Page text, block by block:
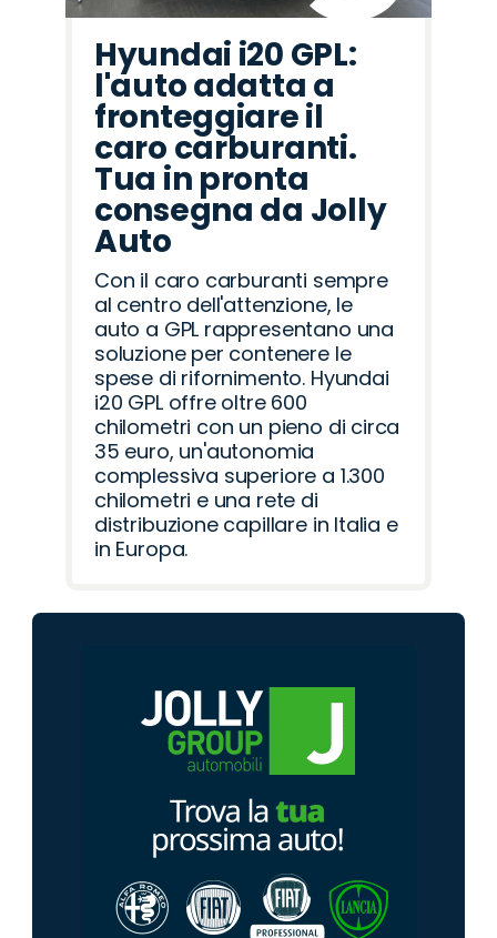
Hyundai i20 GPL:
l'auto adatta a
fronteggiare il
caro carburanti.
Tua in pronta
consegna da Jolly
Auto
Con il caro carburanti sempre
al centro dell'attenzione, le
auto a GPL rappresentano una
soluzione per contenere le
spese di rifornimento. Hyundai
i20 GPL offre oltre 600
chilometri con un pieno di circa
35 euro, un'autonomia
complessiva superiore a 1.300
chilometri e una rete di
distribuzione capillare in Italia e
in Europa.